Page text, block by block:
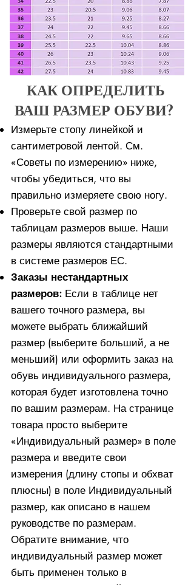
КАК ОПРЕДЕЛИТЬ
ВАШ РАЗМЕР ОБУВИ?
Измерьте стопу линейкой и
сантиметровой лентой. См.
«Советы по измерению» ниже,
чтобы убедиться, что вы
правильно измеряете свою ногу. ​​
Проверьте свой размер по
таблицам размеров выше. Наши
размеры являются стандартными
в системе размеров ЕС.
Заказы нестандартных
размеров: Если в таблице нет
вашего точного размера, вы
можете выбрать ближайший
размер (выберите больший, а не
меньший) или оформить заказ на
обувь индивидуального размера,
которая будет изготовлена ​​точно
по вашим размерам. На странице
товара просто выберите
«Индивидуальный размер» в поле
размера и введите свои
измерения (длину стопы и обхват
плюсны) в поле Индивидуальный
размер, как описано в нашем
руководстве по размерам.
Обратите внимание, что
индивидуальный размер может
быть применен только в